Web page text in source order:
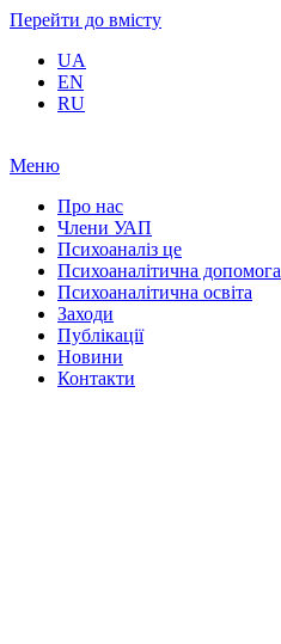
Перейти до вмісту
UA
EN
RU
Меню
Про нас
Члени УАП
Психоаналіз це
Психоаналітична допомога
Психоаналітична освіта
Заходи
Публікації
Новини
Контакти